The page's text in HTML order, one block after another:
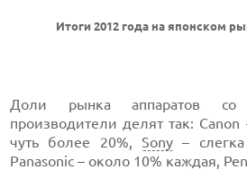
Итоги 2012 года на японском
Доли рынка аппаратов со
производители делят так:
чуть более 20%,Sony –
Panasonic – около 10% каждая,